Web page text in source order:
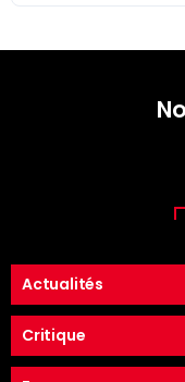
Actualités
Critique